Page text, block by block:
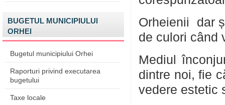
BUGETUL MUNICIPIULUI
ORHEI
Bugetul municipiului Orhei
Raporturi privind executarea
bugetului
Taxe locale
Orheienii dar
de culori când
Mediul
dintre noi, fie
vedere estetic